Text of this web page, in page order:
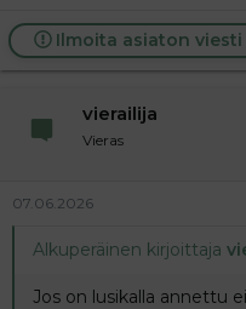
Ilmoita asiaton viesti
vierailija
Vieras
07.06.2026
Alkuperäinen kirjoittaja
Jos on lusikalla annettu